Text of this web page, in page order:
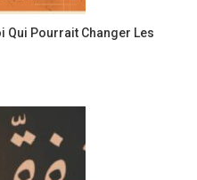
Qui Pourrait Changer Les